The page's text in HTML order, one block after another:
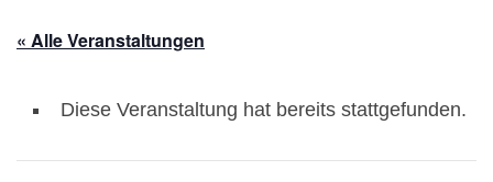
« Alle Veranstaltungen
Diese Veranstaltung hat bereits stattgefunden.